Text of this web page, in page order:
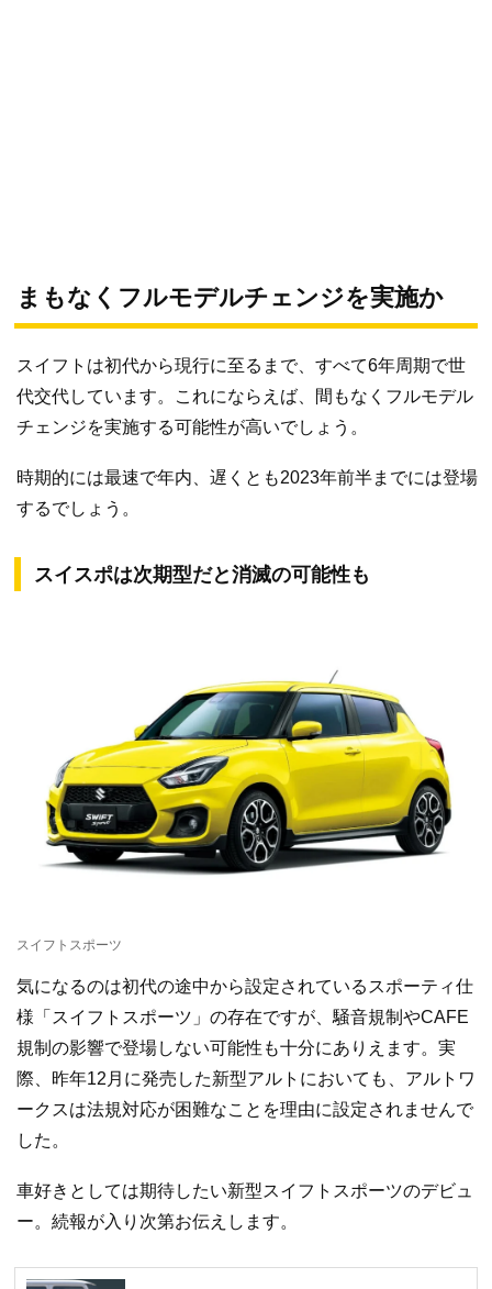
まもなくフルモデルチェンジを実施か
スイフトは初代から現行に至るまで、すべて6年周期で世
代交代しています。これにならえば、間もなくフルモデル
チェンジを実施する可能性が高いでしょう。
時期的には最速で年内、遅くとも2023年前半までには登場
するでしょう。
スイスポは次期型だと消滅の可能性も
スイフトスポーツ
気になるのは初代の途中から設定されているスポーティ仕
様「スイフトスポーツ」の存在ですが、騒音規制やCAFE
規制の影響で登場しない可能性も十分にありえます。実
際、昨年12月に発売した新型アルトにおいても、アルトワ
ークスは法規対応が困難なことを理由に設定されませんで
した。
車好きとしては期待したい新型スイフトスポーツのデビュ
ー。続報が入り次第お伝えします。